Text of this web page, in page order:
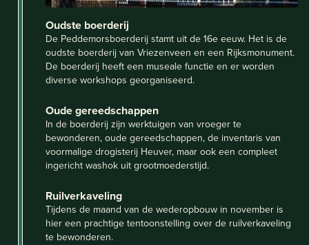
Oudste boerderij
De Peddemorsboerderij stamt uit de 16e eeuw. Het is de
oudste boerderij van Vriezenveen en een Rijksmonument.
De boerderij heeft een museale functie en er worden
diverse workshops georganiseerd.
Oude gereedschappen
In de boerderij zijn werktuigen van vroeger te
bewonderen, oude gereedschappen, de inventaris van
voormalige drogisterij Heuver, maar ook een compleet
ingericht washok uit grootmoederstijd.
Ruilverkaveling
Tijdens de maand van de wederopbouw in november is
hier een prachtige tentoonstelling over de ruilverkaveling
te bewonderen.